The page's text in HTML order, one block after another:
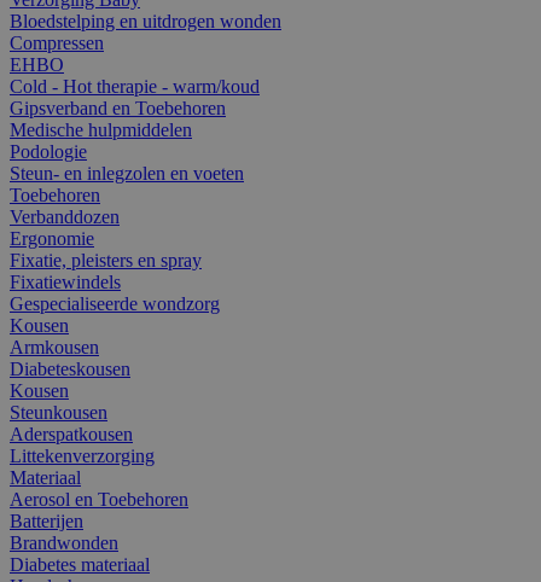
Bloedstelping en uitdrogen wonden
Compressen
EHBO
Cold - Hot therapie - warm/koud
Gipsverband en Toebehoren
Medische hulpmiddelen
Podologie
Steun- en inlegzolen en voeten
Toebehoren
Verbanddozen
Ergonomie
Fixatie, pleisters en spray
Fixatiewindels
Gespecialiseerde wondzorg
Kousen
Armkousen
Diabeteskousen
Kousen
Steunkousen
Aderspatkousen
Littekenverzorging
Materiaal
Aerosol en Toebehoren
Batterijen
Brandwonden
Diabetes materiaal